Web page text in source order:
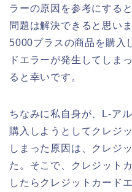
ラーの原因を参考にする
問題は解決できると思い
5000プラスの商品を購入
ドエラーが発生してしま
ると幸いです。
ちなみに私自身が、L-ア
購入しようとしてクレジ
しまった原因は、クレジ
た。そこで、クレジット
したらクレジットカード